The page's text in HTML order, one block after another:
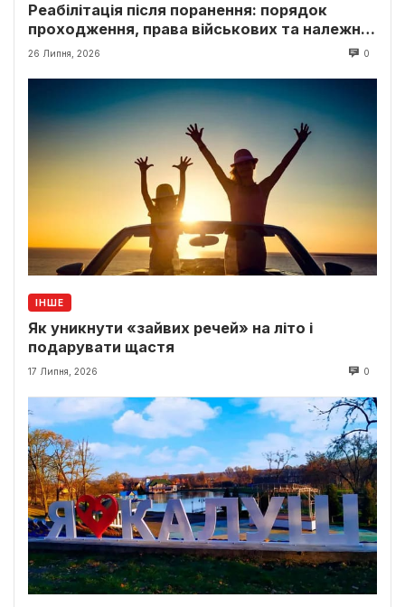
Реабілітація після поранення: порядок
проходження, права військових та належні
виплати
26 Липня, 2026 0
ІНШЕ
Як уникнути «зайвих речей» на літо і
подарувати щастя
17 Липня, 2026 0